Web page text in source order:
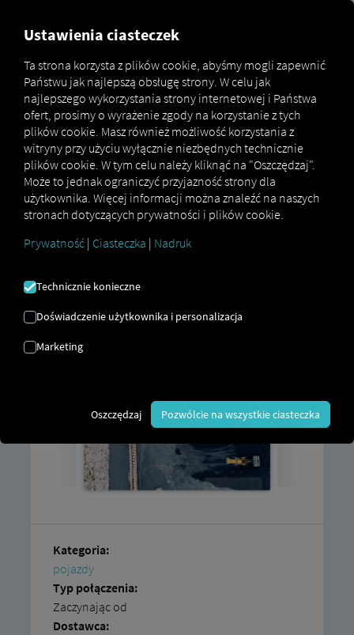
Marketplace Connectors Hiboo Connect
HIBOO CONNECT
Hiboo Systems SAS
dostęp do platformy RIOi konto wHiboo
Kategoria:
pojazdy
Typ połączenia:
Zaczynając od
Dostawca:
Ustawienia ciasteczek
Ta strona korzysta z plików cookie, abyśmy mogli zapewnić
Państwu jak najlepszą obsługę strony. W celu jak
najlepszego wykorzystania strony internetowej i Państwa
ofert, prosimy o wyrażenie zgody na korzystanie z tych
plików cookie. Masz również możliwość korzystania z
witryny przy użyciu wyłącznie niezbędnych technicznie
plików cookie. W tym celu należy kliknąć na "Oszczędzaj".
Może to jednak ograniczyć przyjazność strony dla
użytkownika. Więcej informacji można znaleźć na naszych
stronach dotyczących prywatności i plików cookie.
Prywatność | Ciasteczka | Nadruk
Technicznie konieczne
Doświadczenie użytkownika i personalizacja
Marketing
Oszczędzaj Pozwólcie na wszystkie ciasteczka